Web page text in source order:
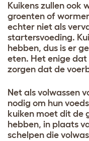
Kuikens zullen ook
groenten of
echter niet als
startersvoeding.
hebben, dus is er
eten. Het enige
zorgen dat de
Net als volwassen
nodig om hun
kuiken moet dit de
hebben, in plaats
schelpen die